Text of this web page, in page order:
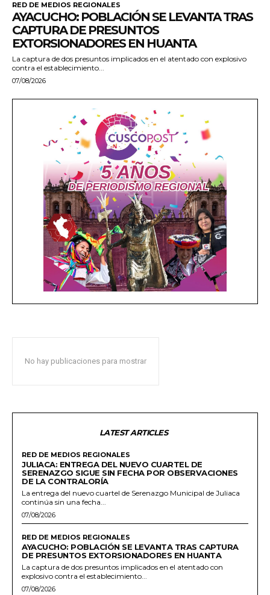
RED DE MEDIOS REGIONALES
AYACUCHO: POBLACIÓN SE LEVANTA TRAS
CAPTURA DE PRESUNTOS
EXTORSIONADORES EN HUANTA
La captura de dos presuntos implicados en el atentado con explosivo
contra el establecimiento...
07/08/2026
No hay publicaciones para mostrar
LATEST ARTICLES
RED DE MEDIOS REGIONALES
JULIACA: ENTREGA DEL NUEVO CUARTEL DE
SERENAZGO SIGUE SIN FECHA POR OBSERVACIONES
DE LA CONTRALORÍA
La entrega del nuevo cuartel de Serenazgo Municipal de Juliaca
continúa sin una fecha...
07/08/2026
RED DE MEDIOS REGIONALES
AYACUCHO: POBLACIÓN SE LEVANTA TRAS CAPTURA
DE PRESUNTOS EXTORSIONADORES EN HUANTA
La captura de dos presuntos implicados en el atentado con
explosivo contra el establecimiento...
07/08/2026